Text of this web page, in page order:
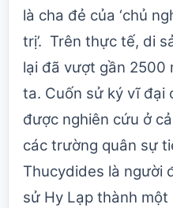
là cha đẻ của ‘chủ
trị’. Trên thực tế, di
lại đã vượt gần 2500
ta. Cuốn sử ký vĩ đại
được nghiên cứu ở
các trường quân sự
Thucydides là người
sử Hy Lạp thành